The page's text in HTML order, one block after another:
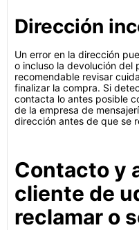
Dirección
Un error en la dirección
o incluso la devolución del
recomendable revisar
finalizar la compra. Si
contacta lo antes posible
de la empresa de
dirección antes de que se
Contacto y
cliente de
reclamar o